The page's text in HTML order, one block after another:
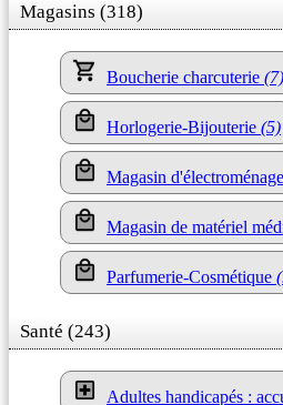
Magasins (318)
Boucherie charcuterie (7)
Horlogerie-Bijouterie (5)
Magasin
Magasin de matériel
Parfumerie-Cosmétique
Santé (243)
Adultes handicapés :